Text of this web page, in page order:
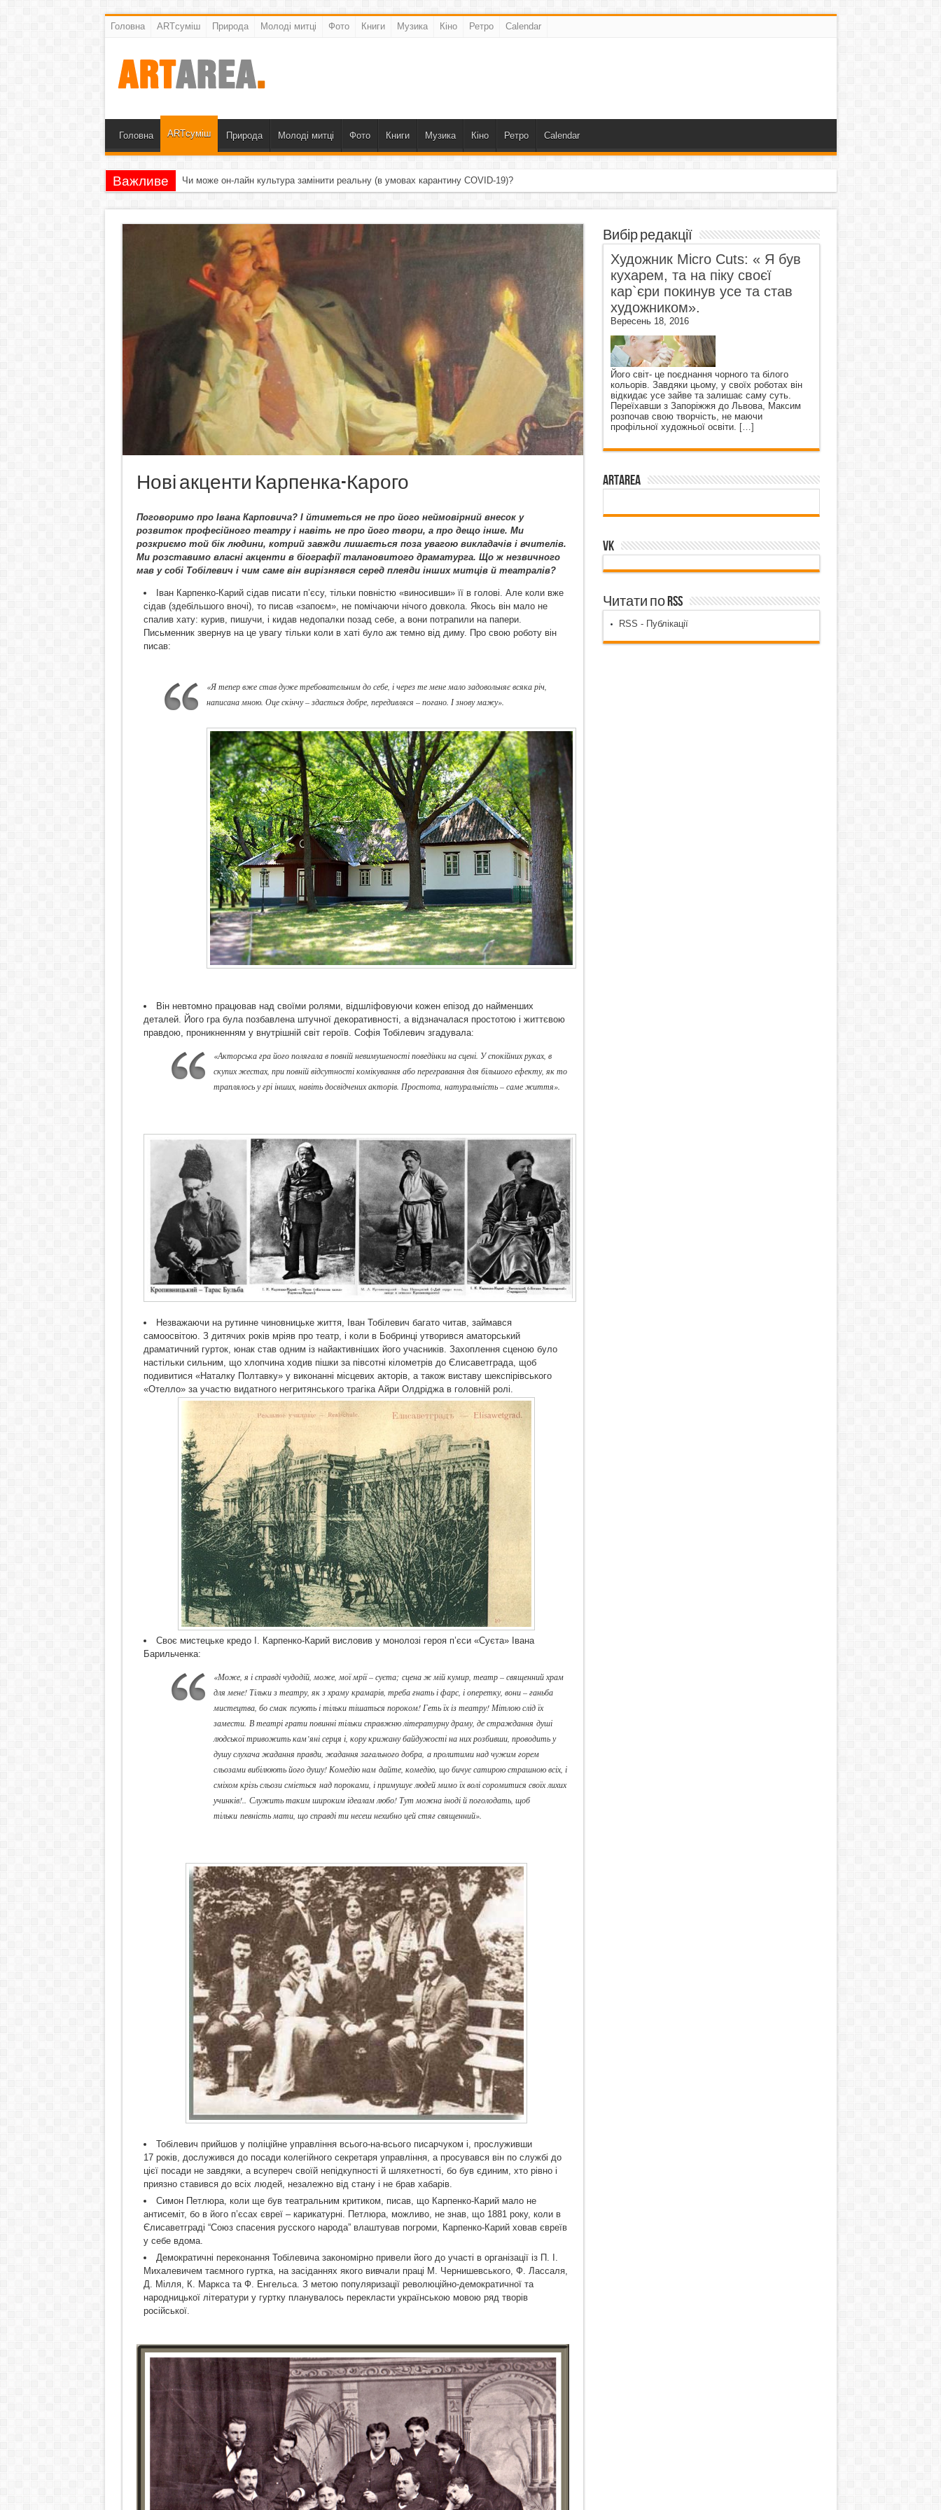
Головна ARTсуміш Природа Молоді митці Фото Книги Музика Кіно Ретро Calendar
Головна ARTсуміш Природа Молоді митці Фото Книги Музика Кіно Ретро Calendar
Важливе Чи може он-лайн культура замінити реальну (в умовах карантину COVID-19)?
Нові акценти Карпенка-Карого
Поговоримо про Івана Карповича? І йтиметься не про його неймовірний внесок у
розвиток професійного театру і навіть не про його твори, а про дещо інше. Ми
розкриємо той бік людини, котрий завжди лишається поза увагою викладачів і вчителів.
Ми розставимо власні акценти в біографії талановитого драматурга. Що ж незвичного
мав у собі Тобілевич і чим саме він вирізнявся серед плеяди інших митців й театралів?
Іван Карпенко-Карий сідав писати п’єсу, тільки повністю «виносивши» її в голові. Але коли вже
сідав (здебільшого вночі), то писав «запоєм», не помічаючи нічого довкола. Якось він мало не
спалив хату: курив, пишучи, і кидав недопалки позад себе, а вони потрапили на папери.
Письменник звернув на це увагу тільки коли в хаті було аж темно від диму. Про свою роботу він
писав:
«Я тепер вже став дуже требовательним до себе, і через те мене мало задовольняє всяка річ,
написана мною. Оце скінчу – здається добре, передивляся – погано. І знову мажу».
Він невтомно працював над своїми ролями, відшліфовуючи кожен епізод до найменших
деталей. Його гра була позбавлена штучної декоративності, а відзначалася простотою і життєвою
правдою, проникненням у внутрішній світ героїв. Софія Тобілевич згадувала:
«Акторська гра його полягала в повній невимушеності поведінки на сцені. У спокійних руках, в
скупих жестах, при повній відсутності комікування або перегравання для більшого ефекту, як то
траплялось у грі інших, навіть досвідчених акторів. Простота, натуральність – саме життя».
Незважаючи на рутинне чиновницьке життя, Іван Тобілевич багато читав, займався
самоосвітою. З дитячих років мріяв про театр, і коли в Бобринці утворився аматорський
драматичний гурток, юнак став одним із найактивніших його учасників. Захоплення сценою було
настільки сильним, що хлопчина ходив пішки за півсотні кілометрів до Єлисаветграда, щоб
подивитися «Наталку Полтавку» у виконанні місцевих акторів, а також виставу шекспірівського
«Отелло» за участю видатного негритянського трагіка Айри Олдріджа в головній ролі.
Своє мистецьке кредо І. Карпенко-Карий висловив у монолозі героя п’єси «Суєта» Івана
Барильченка:
«Може, я і справді чудодій, може, мої мрії – суєта; сцена ж мій кумир, театр – священний храм
для мене! Тільки з театру, як з храму крамарів, треба гнать і фарс, і оперетку, вони – ганьба
мистецтва, бо смак псують і тільки тішаться пороком! Геть їх із театру! Мітлою слід їх
замести. В театрі грати повинні тільки справжню літературну драму, де страждання душі
людської тривожить кам’яні серця і, кору крижану байдужості на них розбивши, проводить у
душу слухача жадання правди, жадання загального добра, а пролитими над чужим горем
сльозами вибілюють його душу! Комедію нам дайте, комедію, що бичує сатирою страшною всіх, і
сміхом крізь сльози сміється над пороками, і примушує людей мимо їх волі соромитися своїх лихих
учинків!.. Служить таким широким ідеалам любо! Тут можна іноді й поголодать, щоб
тільки певність мати, що справді ти несеш нехибно цей стяг священний».
Тобілевич прийшов у поліційне управління всього-на-всього писарчуком і, прослуживши
17 років, дослужився до посади колегійного секретаря управління, а просувався він по службі до
цієї посади не завдяки, а всупереч своїй непідкупності й шляхетності, бо був єдиним, хто рівно і
приязно ставився до всіх людей, незалежно від стану і не брав хабарів.
Симон Петлюра, коли ще був театральним критиком, писав, що Карпенко-Карий мало не
антисеміт, бо в його п’єсах євреї – карикатурні. Петлюра, можливо, не знав, що 1881 року, коли в
Єлисаветграді “Союз спасения русского народа” влаштував погроми, Карпенко-Карий ховав євреїв
у себе вдома.
Демократичні переконання Тобілевича закономірно привели його до участі в організації із П. І.
Михалевичем таємного гуртка, на засіданнях якого вивчали праці М. Чернишевського, Ф. Лассаля,
Д. Мілля, К. Маркса та Ф. Енгельса. З метою популяризації революційно-демократичної та
народницької літератури у гуртку планувалось перекласти українською мовою ряд творів
російської.
Вибір редакції
Художник Micro Cuts: « Я був
кухарем, та на піку своєї
кар`єри покинув усе та став
художником».
Вересень 18, 2016
Його світ- це поєднання чорного та білого
кольорів. Завдяки цьому, у своїх роботах він
відкидає усе зайве та залишає саму суть.
Переїхавши з Запоріжжя до Львова, Максим
розпочав свою творчість, не маючи
профільної художньої освіти. […]
ArtArea
VK
Читати по RSS
RSS - Публікації